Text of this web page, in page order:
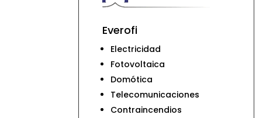
Everofi
Electricidad
Fotovoltaica
Domótica
Telecomunicaciones
Contraincendios